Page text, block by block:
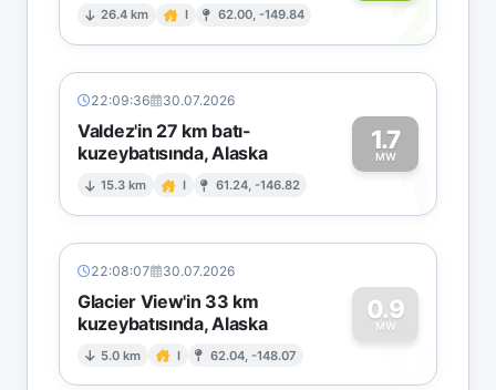
26.4 km I 62.00, -149.84 2
22:09:36 30.07.2026
Valdez'in 27 km batı-
kuzeybatısında, Alaska
15.3 km I 61.24, -146.82
1.7
MW1
22:08:07 30.07.2026
Glacier View'in 33 km
kuzeybatısında, Alaska
5.0 km I 62.04, -148.07
0.9
MW
0